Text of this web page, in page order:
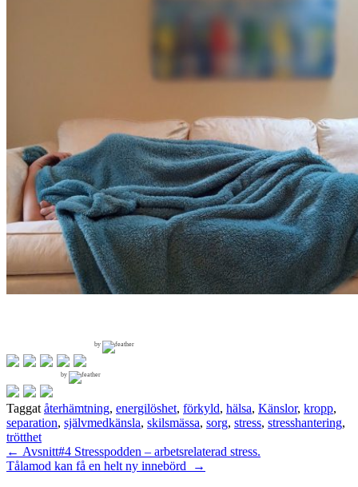
by
by
Taggat återhämtning, energilöshet, förkyld, hälsa, Känslor, kropp,
separation, självmedkänsla, skilsmässa, sorg, stress, stresshantering,
trötthet
Inläggsnavigering
← Avsnitt#4 Stresspodden – arbetsrelaterad stress.
Tålamod kan få en helt ny innebörd
→